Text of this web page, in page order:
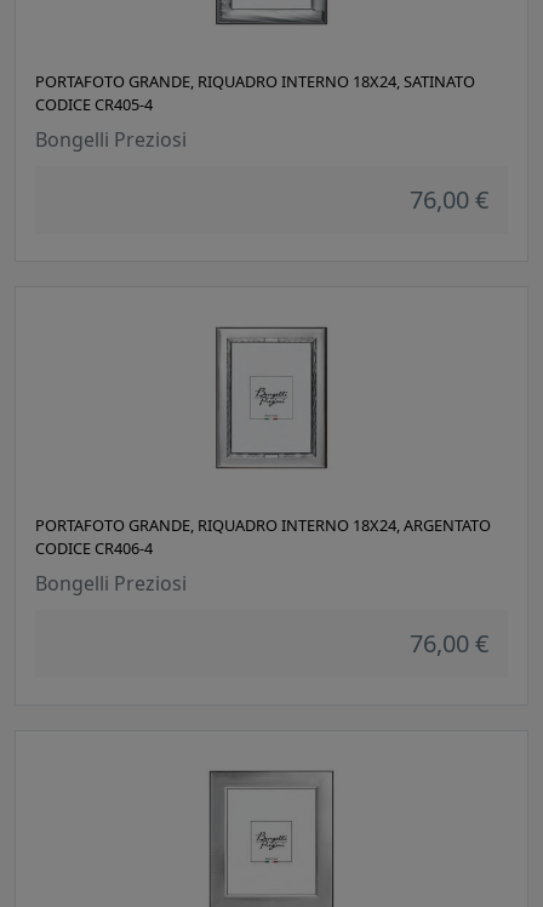
PORTAFOTO GRANDE, RIQUADRO INTERNO 18X24, SATINATO
CODICE CR405-4
Bongelli Preziosi
76,00 €
PORTAFOTO GRANDE, RIQUADRO INTERNO 18X24, ARGENTATO
CODICE CR406-4
Bongelli Preziosi
76,00 €